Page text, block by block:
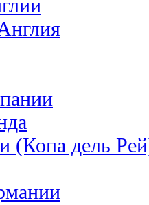
(Копа дель